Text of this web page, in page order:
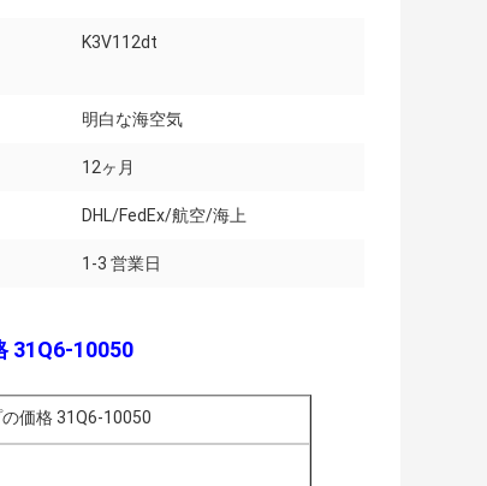
K3V112dt
明白な海空気
12ヶ月
DHL/FedEx/航空/海上
1-3 営業日
31Q6-10050
価格 31Q6-10050